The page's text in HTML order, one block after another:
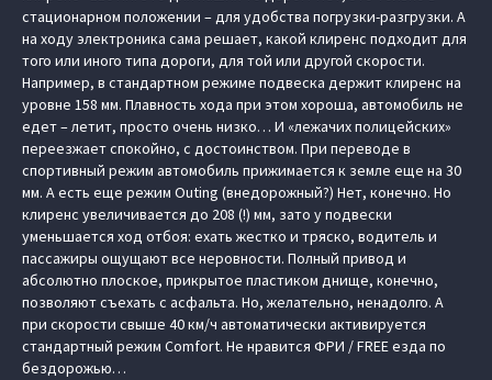
стационарном положении – для удобства погрузки-разгрузки. А
на ходу электроника сама решает, какой клиренс подходит для
того или иного типа дороги, для той или другой скорости.
Например, в стандартном режиме подвеска держит клиренс на
уровне 158 мм. Плавность хода при этом хороша, автомобиль не
едет – летит, просто очень низко… И «лежачих полицейских»
переезжает спокойно, с достоинством. При переводе в
спортивный режим автомобиль прижимается к земле еще на 30
мм. А есть еще режим Outing (внедорожный?) Нет, конечно. Но
клиренс увеличивается до 208 (!) мм, зато у подвески
уменьшается ход отбоя: ехать жестко и тряско, водитель и
пассажиры ощущают все неровности. Полный привод и
абсолютно плоское, прикрытое пластиком днище, конечно,
позволяют съехать с асфальта. Но, желательно, ненадолго. А
при скорости свыше 40 км/ч автоматически активируется
стандартный режим Comfort. Не нравится ФРИ / FREE езда по
бездорожью…